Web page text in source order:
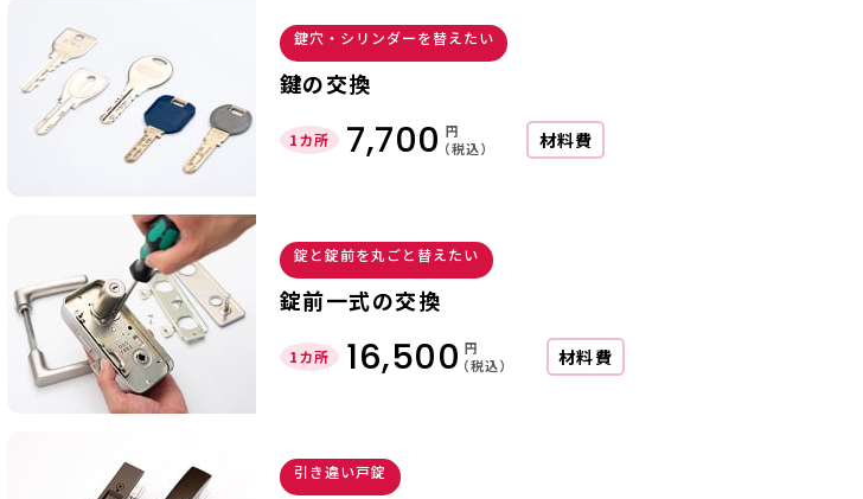
鍵穴・シリンダーを替えたい
鍵の交換
1カ所 7,700 円
（税込）
材料費
錠と錠前を丸ごと替えたい
錠前一式の交換
1カ所 16,500 円
（税込）
材料費
引き違い戸錠